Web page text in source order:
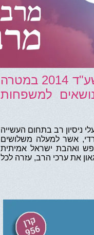
עמותת "חי עמי" הוקמה בשנת תשע"ד 2014 במטרה
למשפחות
ניסיון רב בתחום העשייה
אשר למעלה משלושים
ואהבת ישראל אמיתית
את ערכי הרב, עזרה לכל